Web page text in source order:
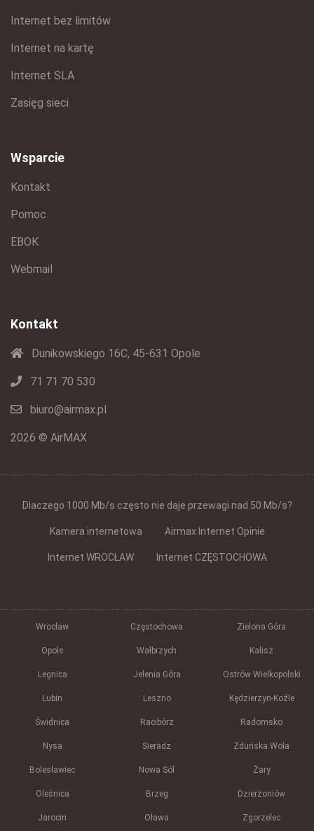
Internet bez limitów
Internet na kartę
Internet SLA
Zasięg sieci
Wsparcie
Kontakt
Pomoc
EBOK
Webmail
Kontakt
Dunikowskiego 16C, 45-631 Opole
71 71 70 530
biuro@airmax.pl
2026 © AirMAX
Dlaczego 1000 Mb/s często nie daje przewagi nad 50 Mb/s?
Kamera internetowa Airmax Internet Opinie
Internet WROCŁAW Internet CZĘSTOCHOWA
Wrocław Częstochowa Zielona Góra
Opole Wałbrzych Kalisz
Legnica Jelenia Góra Ostrów Wielkopolski
Lubin Leszno Kędzierzyn-Koźle
Świdnica Racibórz Radomsko
Nysa Sieradz Zduńska Wola
Bolesławiec Nowa Sól Żary
Oleśnica Brzeg Dzierżoniów
Jarocin Oława Zgorzelec